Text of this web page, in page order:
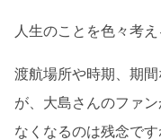
人生のことを色々考
渡航場所や時期、期
が、大島さんのファ
なくなるのは残念です